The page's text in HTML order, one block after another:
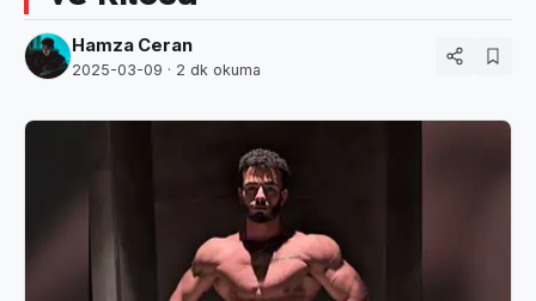
Hamza Ceran
2025-03-09 · 2 dk okuma